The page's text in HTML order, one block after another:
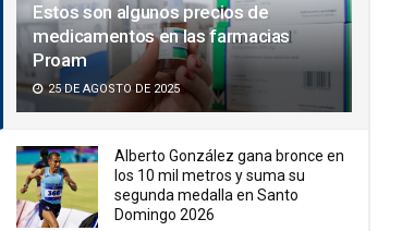
Estos son algunos precios de
medicamentos en las farmacias
Proam
25 DE AGOSTO DE 2025
Alberto González gana bronce en
los 10 mil metros y suma su
segunda medalla en Santo
Domingo 2026